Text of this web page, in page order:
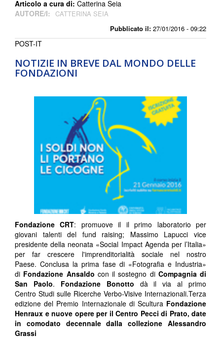
Pubblicato il: 27/01/2016 - 09:22
Articolo a cura di: Catterina Seia
AUTORE/I:
CATTERINA SEIA
NOTIZIE IN BREVE DAL MONDO DELLE
FONDAZIONI
POST-IT
Fondazione CRT: promuove il il primo laboratorio per
giovani talenti del fund raising; Massimo Lapucci vice
presidente della neonata «Social Impact Agenda per l’Italia»
per far crescere l'imprenditorialità sociale nel nostro
Paese. Conclusa la prima fase di «Fotografia e Industria»
di Fondazione Ansaldo con il sostegno di Compagnia di
San Paolo. Fondazione Bonotto dà il via al primo
Centro Studi sulle Ricerche Verbo-Visive Internazionali.Terza
edizione del Premio Internazionale di Scultura Fondazione
Henraux e nuove opere per il Centro Pecci di Prato, date
in comodato decennale dalla collezione Alessandro
Grassi